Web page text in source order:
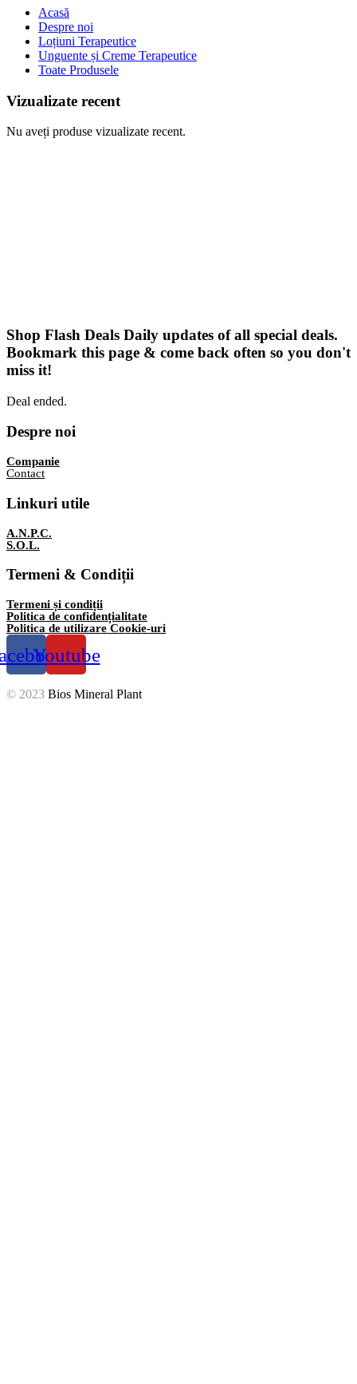
Acasă
Despre noi
Loțiuni Terapeutice
Unguente și Creme Terapeutice
Toate Produsele
Vizualizate recent
Nu aveți produse vizualizate recent.
Shop Flash Deals Daily updates of all special deals.
Bookmark this page & come back often so you don't
miss it!
Deal ended.
Despre noi
Companie
Contact
Linkuri utile
A.N.P.C.
S.O.L.
Termeni & Condiții
Termeni și condiții
Politica de confidențialitate
Politica de utilizare Cookie-uri
Youtube
© 2023 Bios Mineral Plant